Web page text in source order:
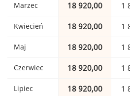
Marzec 18 920,00 1
Kwiecień 18 920,00 1
Maj 18 920,00 1
Czerwiec 18 920,00 1
Lipiec 18 920,00 1